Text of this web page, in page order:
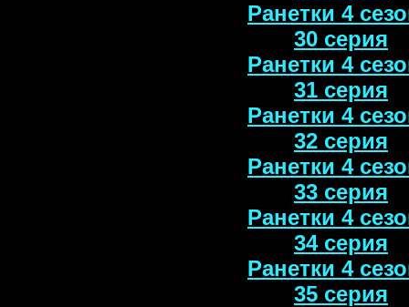
Ранетки 4
30 серия
Ранетки 4
31 серия
Ранетки 4
32 серия
Ранетки 4
33 серия
Ранетки 4
34 серия
Ранетки 4
35 серия